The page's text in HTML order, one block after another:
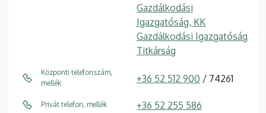
Gazdálkodási
Igazgatóság, KK
Gazdálkodási Igazgatóság
Titkárság
Központi telefonszám,
mellék
+36 52 512 900 / 74261
Privát telefon, mellék +36 52 255 586